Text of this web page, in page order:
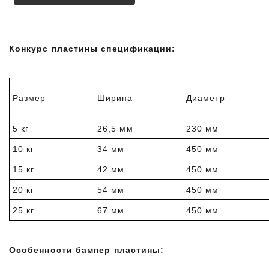
Конкурс пластины спецификации:
Размер Ширина Диаметр
5 кг 26,5 мм 230 мм
10 кг 34 мм 450 мм
15 кг 42 мм 450 мм
20 кг 54 мм 450 мм
25 кг 67 мм 450 мм
Особенности бампер пластины: